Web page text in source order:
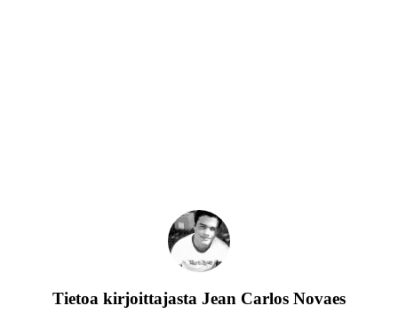
Tietoa kirjoittajasta Jean Carlos Novaes